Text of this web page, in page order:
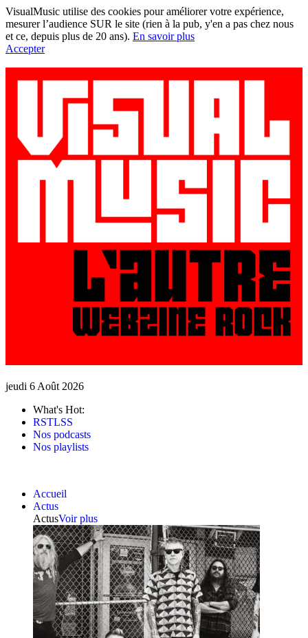
VisualMusic utilise des cookies pour améliorer votre expérience,
mesurer l’audience SUR le site (rien à la pub, y'en a pas chez nous
et ce, depuis plus de 20 ans). En savoir plus
Accepter
jeudi 6 Août 2026
What's Hot:
RSTLSS
Nos podcasts
Nos playlists
Accueil
Actus
ActusVoir plus